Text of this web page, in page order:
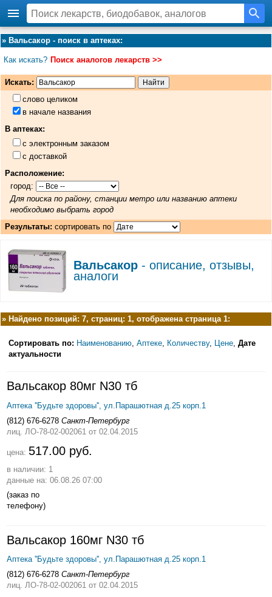
» Вальсакор - поиск в аптеках:
Как искать? Поиск аналогов лекарств >>
Искать:
слово целиком
в начале названия
В аптеках:
с электронным заказом
с доставкой
Расположение:
город:
Для поиска по району, станции метро или названию аптеки
необходимо выбрать город
Результаты: сортировать по
Вальсакор- описание, отзывы,
аналоги
» Найдено позиций: 7, страниц: 1, отображена страница 1:
Сортировать по: Наименованию Аптеке Количеству, Цене Дате
актуальности
Вальсакор 80мг N30 тб
Аптека ''Будьте здоровы'', ул.Парашютная д.25 корп.1
(812) 676-6278 Санкт-Петербург
лиц. ЛО-78-02-002061 от 02.04.2015
цена: 517.00 руб.
в наличии: 1
данные на: 06.08.26 07:00
(заказ по
телефону)
Вальсакор 160мг N30 тб
Аптека ''Будьте здоровы'', ул.Парашютная д.25 корп.1
(812) 676-6278 Санкт-Петербург
лиц. ЛО-78-02-002061 от 02.04.2015